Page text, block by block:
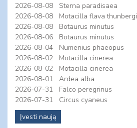
2026-08-08
Sterna paradisaea
2026-08-08
Motacilla flava thunbergi
2026-08-08
Botaurus minutus
2026-08-06
Botaurus minutus
2026-08-04
Numenius phaeopus
2026-08-02
Motacilla cinerea
2026-08-02
Motacilla cinerea
2026-08-01
Ardea alba
2026-07-31
Falco peregrinus
2026-07-31
Circus cyaneus
Įvesti naują